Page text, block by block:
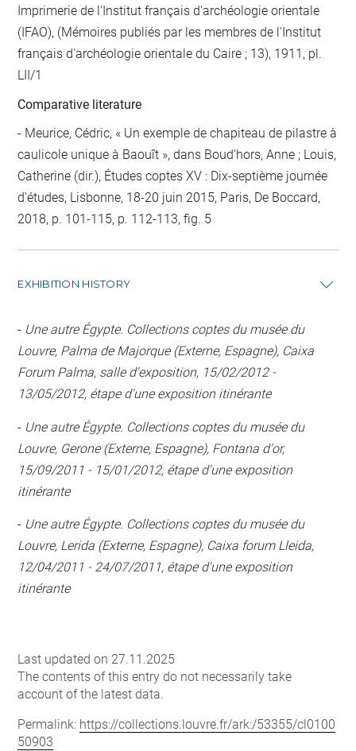
Imprimerie de l'Institut français d'archéologie orientale
(IFAO), (Mémoires publiés par les membres de l'Institut
français d'archéologie orientale du Caire ; 13), 1911, pl.
LII/1
Comparative literature
- Meurice, Cédric, « Un exemple de chapiteau de pilastre à
caulicole unique à Baouît », dans Boud'hors, Anne ; Louis,
Catherine (dir.), Études coptes XV : Dix-septième journée
d'études, Lisbonne, 18-20 juin 2015, Paris, De Boccard,
2018, p. 101-115, p. 112-113, fig. 5
EXHIBITION HISTORY
- Une autre Égypte. Collections coptes du musée du
Louvre, Palma de Majorque (Externe, Espagne), Caixa
Forum Palma, salle d'exposition, 15/02/2012 -
13/05/2012, étape d'une exposition itinérante
- Une autre Égypte. Collections coptes du musée du
Louvre, Gerone (Externe, Espagne), Fontana d'or,
15/09/2011 - 15/01/2012, étape d'une exposition
itinérante
- Une autre Égypte. Collections coptes du musée du
Louvre, Lerida (Externe, Espagne), Caixa forum Lleida,
12/04/2011 - 24/07/2011, étape d'une exposition
itinérante
Last updated on 27.11.2025
The contents of this entry do not necessarily take
account of the latest data.
Permalink: https://collections.louvre.fr/ark:/53355/cl0100
50903